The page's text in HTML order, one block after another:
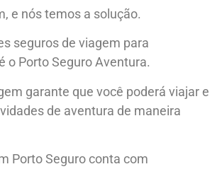
e nós temos a solução.
seguros de viagem para
o Porto Seguro Aventura.
garante que você poderá viajar e
de aventura de maneira
Porto Seguro conta com